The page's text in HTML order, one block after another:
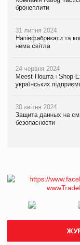
бронеплити
31 липня 2024
Напівфабрикати та
нема світла
24 червня 2024
Meest Пошта і Shop-
українських
30 квітня 2024
Защита данных на
безопасности